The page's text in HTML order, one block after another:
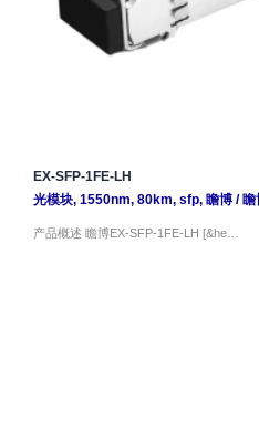
EX-SFP-1FE-LH
光模块, 1550nm, 80km, sfp, 瞻博/ 瞻
产品概述 瞻博EX-SFP-1FE-LH [&he…